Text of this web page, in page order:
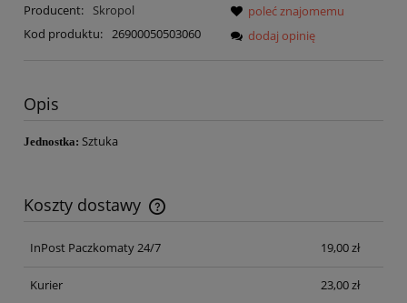
Producent:
Skropol
Kod produktu:
26900050503060
poleć znajomemu
dodaj opinię
Opis
Jednostka: Sztuka
Koszty dostawy
Cena nie zawiera ewentualnych kosztów płatności
InPost Paczkomaty 24/7
19,00 zł
Kurier 23,00 zł